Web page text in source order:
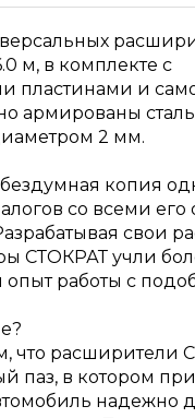
м, в комплекте с
пластинами и
армированы
2 мм.
копия
со всеми
свои
СТОКРАТ учли
опыт работы с
что расширители
паз, в котором при
надежно